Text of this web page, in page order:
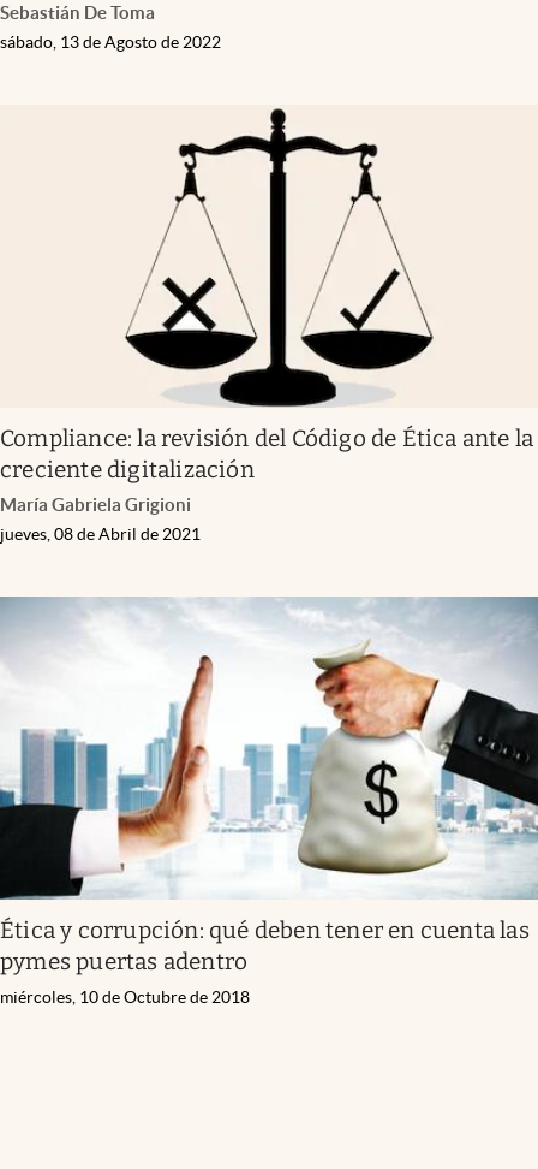
Sebastián De Toma
sábado, 13 de Agosto de 2022
Compliance: la revisión del Código de Ética ante la
creciente digitalización
María Gabriela Grigioni
jueves, 08 de Abril de 2021
Ética y corrupción: qué deben tener en cuenta las
pymes puertas adentro
miércoles, 10 de Octubre de 2018